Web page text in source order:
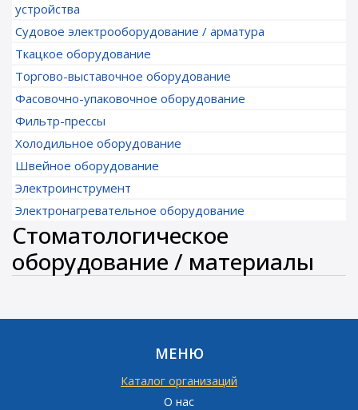
устройства
Судовое электрооборудование / арматура
Ткацкое оборудование
Торгово-выставочное оборудование
Фасовочно-упаковочное оборудование
Фильтр-прессы
Холодильное оборудование
Швейное оборудование
Электроинструмент
Электронагревательное оборудование
Стоматологическое
оборудование / материалы
МЕНЮ
Каталог организаций
О нас